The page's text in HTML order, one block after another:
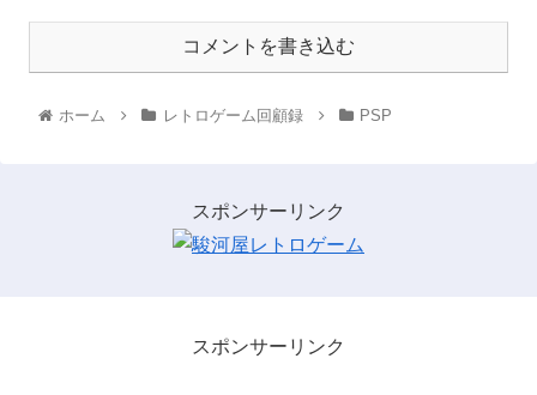
コメントを書き込む
ホーム レトロゲーム回顧録 PSP
スポンサーリンク
スポンサーリンク